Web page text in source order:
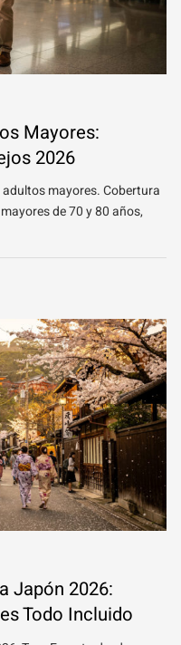
Mayores:
2026
mayores. Cobertura
de 70 y 80 años,
Japón 2026:
Todo Incluido